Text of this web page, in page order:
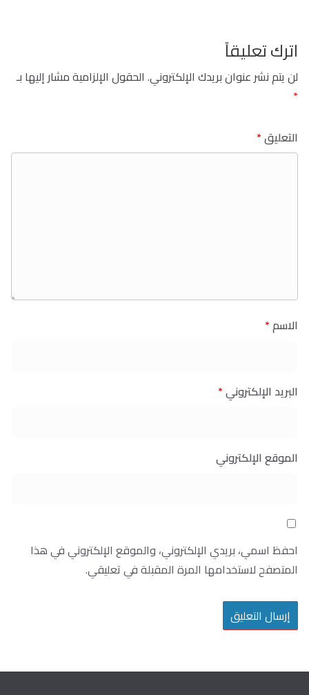
اترك تعليقاً
لن يتم نشر عنوان بريدك الإلكتروني. الحقول الإلزامية مشار إليها بـ
*
التعليق*
الاسم*
البريد الإلكتروني*
الموقع الإلكتروني
احفظ اسمي، بريدي الإلكتروني، والموقع الإلكتروني في هذا
المتصفح لاستخدامها المرة المقبلة في تعليقي.